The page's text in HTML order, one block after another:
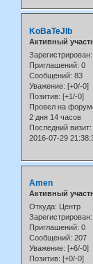
KoBaTeJIb
Активный
Зарегистрирован
Приглашений: 0
Сообщений: 83
Уважение: [+0/-0]
Позитив: [+1/-0]
Провел на
2 дня 14 часов
Последний визит:
2016-07-29
Amen
Активный
Откуда: Центр
Зарегистрирован
Приглашений: 0
Сообщений: 207
Уважение: [+6/-0]
Позитив: [+0/-0]